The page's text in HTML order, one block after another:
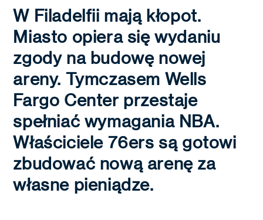
W Filadelfii mają kłopot.
Miasto opiera się wydaniu
zgody na budowę nowej
areny. Tymczasem Wells
Fargo Center przestaje
spełniać wymagania NBA.
Właściciele 76ers są gotowi
zbudować nową arenę za
własne pieniądze.